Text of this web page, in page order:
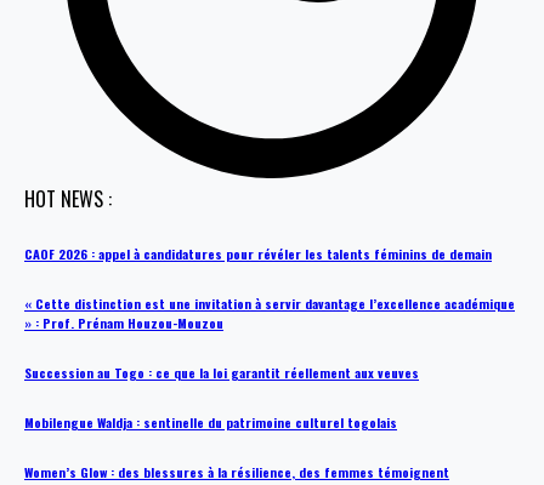
HOT NEWS :
CAOF 2026 : appel à candidatures pour révéler les talents féminins de demain
« Cette distinction est une invitation à servir davantage l’excellence académique
» : Prof. Prénam Houzou-Mouzou
Succession au Togo : ce que la loi garantit réellement aux veuves
Mobilengue Waldja : sentinelle du patrimoine culturel togolais
Women’s Glow : des blessures à la résilience, des femmes témoignent